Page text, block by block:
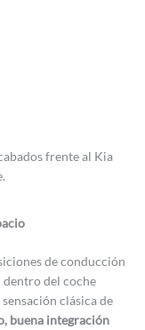
frente al Kia
de conducción
dentro del coche
clásica de
buena integración